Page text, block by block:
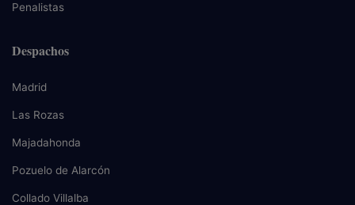
Penalistas
Despachos
Madrid
Las Rozas
Majadahonda
Pozuelo de Alarcón
Collado Villalba